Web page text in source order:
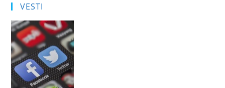
VESTI